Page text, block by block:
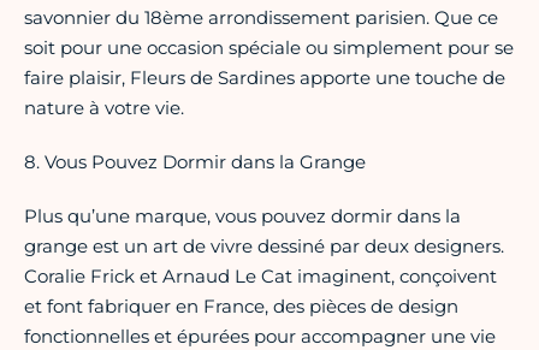
savonnier du 18ème arrondissement parisien. Que ce
soit pour une occasion spéciale ou simplement pour se
faire plaisir, Fleurs de Sardines apporte une touche de
nature à votre vie.
8. Vous Pouvez Dormir dans la Grange
Plus qu’une marque, vous pouvez dormir dans la
grange est un art de vivre dessiné par deux designers.
Coralie Frick et Arnaud Le Cat imaginent, conçoivent
et font fabriquer en France, des pièces de design
fonctionnelles et épurées pour accompagner une vie